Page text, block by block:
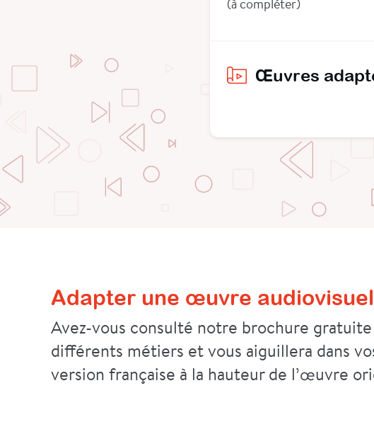
Œuvres
Adapter une œuvre
Avez-vous consulté notre brochure
différents métiers et vous aiguillera dans
version française à la hauteur de l’œuvre